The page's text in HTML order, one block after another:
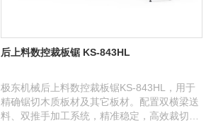
后上料数控裁板锯 KS-843HL
极东机械后上料数控裁板锯KS-843HL，用于
精确锯切木质板材及其它板材。配置双横梁送
料、双推手加工系统，精准稳定，高效裁切，